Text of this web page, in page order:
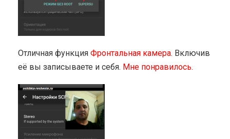
Отличная функция Фронтальная камера. Включив
её вы записываете и себя. Мне понравилось.